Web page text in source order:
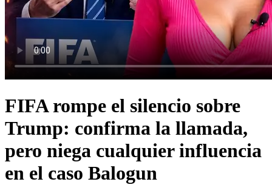
FIFA rompe el silencio sobre
Trump: confirma la llamada,
pero niega cualquier influencia
en el caso Balogun